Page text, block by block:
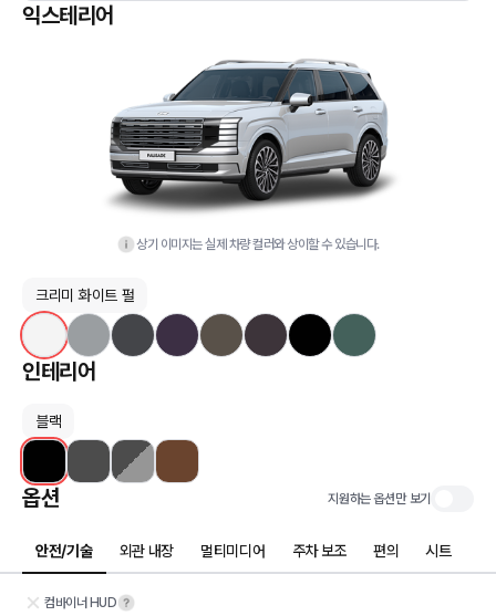
익스테리어
상기 이미지는 실제 차량 컬러와 상이할 수 있습니다.
크리미 화이트 펄
인테리어
블랙
옵션 지원하는 옵션만 보기
안전/기술 외관 내장 멀티미디어 주차 보조 편의 시트
컴바이너 HUD